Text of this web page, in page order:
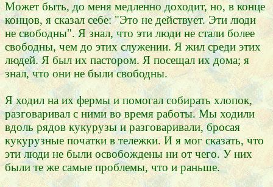
Может быть, до меня медленно доходит, но, в конце
концов, я сказал себе: "Это не действует. Эти люди
не свободны". Я знал, что эти люди не стали более
свободны, чем до этих служении. Я жил среди этих
людей. Я был их пастором. Я посещал их дома; я
знал, что они не были свободны.
Я ходил на их фермы и помогал собирать хлопок,
разговаривал с ними во время работы. Мы ходили
вдоль рядов кукурузы и разговаривали, бросая
кукурузные початки в тележки. И я мог сказать, что
эти люди не были освобождены ни от чего. У них
были те же самые проблемы, что и раньше.